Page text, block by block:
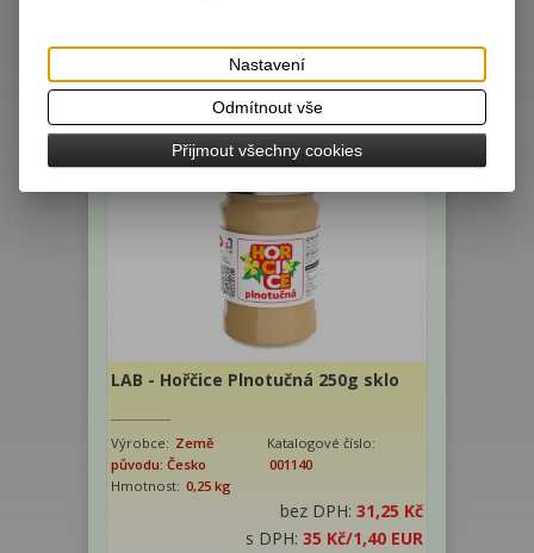
bez DPH:
s DPH:35 Kč/1,40 EUR
Koupit
ks
LAB - Hořčice Plnotučná 250g sklo
Výrobce: Země
původu: Česko
Katalogové číslo:
001140
Hmotnost: 0,25 kg
bez DPH: 31,25 Kč
s DPH: 35 Kč/1,40 EUR
Nastavení
Odmítnout vše
Přijmout všechny cookies